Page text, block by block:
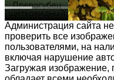
Администрация сайта
проверить все
пользователями, на
включая нарушение
Загружая изображение,